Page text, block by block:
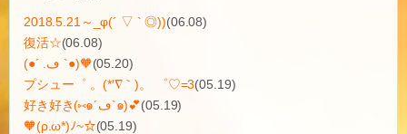
2018.5.21～_φ(´ ▽ ` ◎))(06.08)
復活☆(06.08)
(●´ .ڡ `●)🧡
(05.20)
プシュー゜ 。(*′∇｀)。 ゜♡=3(05.19)
好き好き(⑅๑´ڡ`๑)💕(05.19)
🧡(ρ.ω*)ﾉ~☆(05.19)